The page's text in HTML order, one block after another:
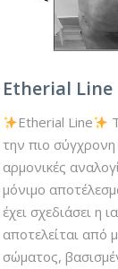
Etherial Line
Etherial Line
την πιο σύγχρονη
αρμονικές
μόνιμο
έχει σχεδιάσει η
αποτελείται από
σώματος,